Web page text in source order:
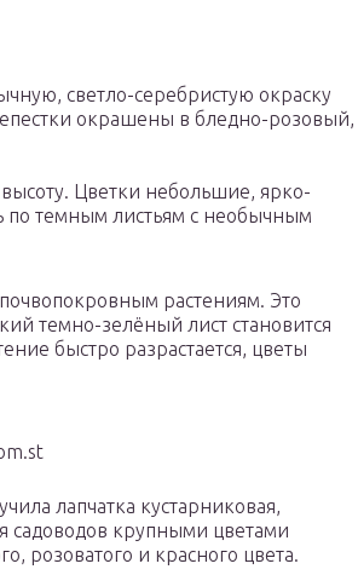
светло-серебристую окраску
окрашены в бледно-розовый,
высоту. Цветки небольшие, ярко-
по темным листьям с необычным
почвопокровным растениям. Это
темно-зелёный лист становится
быстро разрастается, цветы
лапчатка кустарниковая,
садоводов крупными цветами
розоватого и красного цвета.